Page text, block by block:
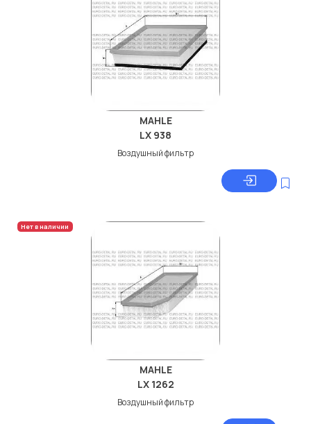
MAHLE
LX 938
Воздушный фильтр
Нет в наличии
MAHLE
LX 1262
Воздушный фильтр